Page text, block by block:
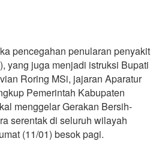
pencegahan penularan penyakit
yang juga menjadi istruksi Bupati
Roring MSi, jajaran Aparatur
Pemerintah Kabupaten
menggelar Gerakan Bersih-
serentak di seluruh wilayah
(11/01) besok pagi.